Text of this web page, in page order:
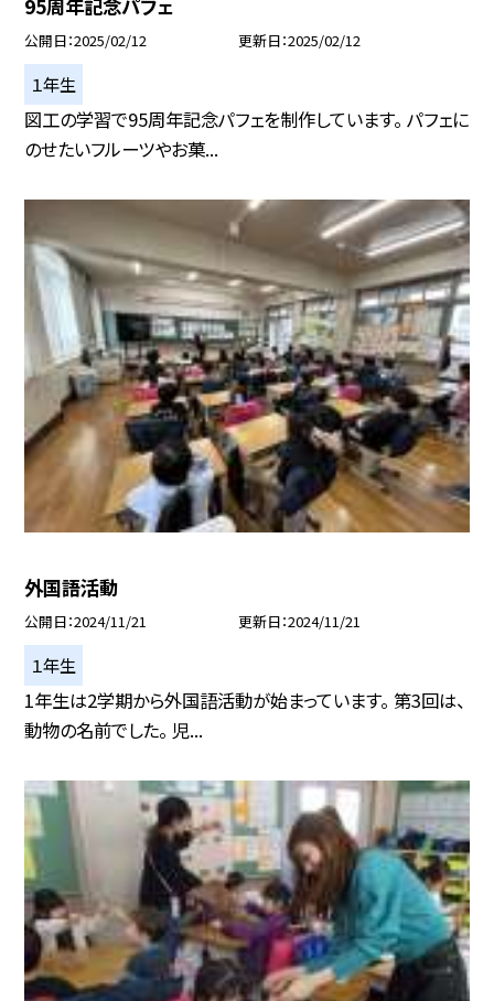
95周年記念パフェ
公開日 2025/02/12 更新日 2025/02/12
１年生
図工の学習で95周年記念パフェを制作しています。 パフェに
のせたいフルーツやお菓...
外国語活動
公開日 2024/11/21 更新日 2024/11/21
１年生
1年生は2学期から外国語活動が始まっています。 第3回は、
動物の名前でした。 児...